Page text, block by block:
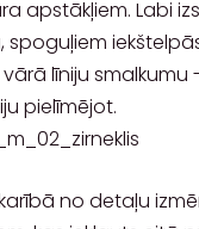
apstākļiem. Labi
spoguļiem
līniju smalkumu
pielīmējot.
no detaļu